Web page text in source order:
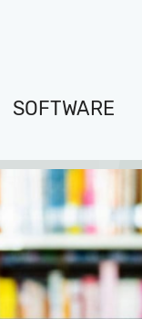
SOFTWARE